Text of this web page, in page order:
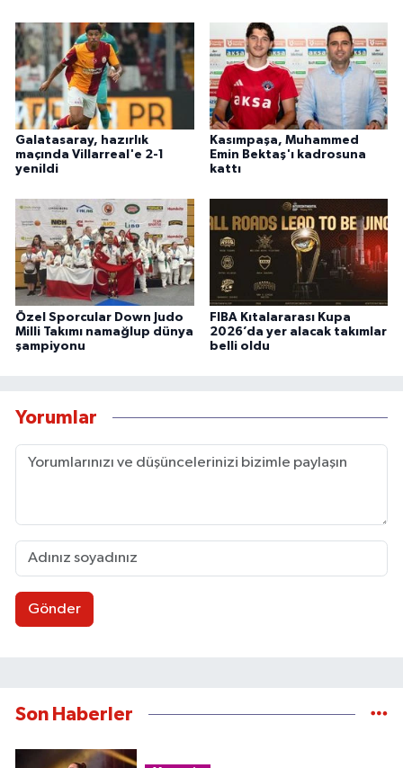
Galatasaray, hazırlık
maçında Villarreal'e 2-1
yenildi
Kasımpaşa, Muhammed
Emin Bektaş'ı kadrosuna
kattı
Özel Sporcular Down Judo
Milli Takımı namağlup dünya
şampiyonu
FIBA Kıtalararası Kupa
2026’da yer alacak takımlar
belli oldu
Yorumlar
Gönder
Son Haberler